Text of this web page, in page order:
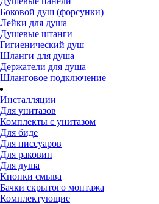
Боковой душ (форсунки)
Лейки для душа
Душевые штанги
Гигиенический душ
Шланги для душа
Держатели для душа
Шланговое подключение
Инсталляции
Для унитазов
Комплекты с унитазом
Для биде
Для писсуаров
Для раковин
Для душа
Кнопки смыва
Бачки скрытого монтажа
Комплектующие